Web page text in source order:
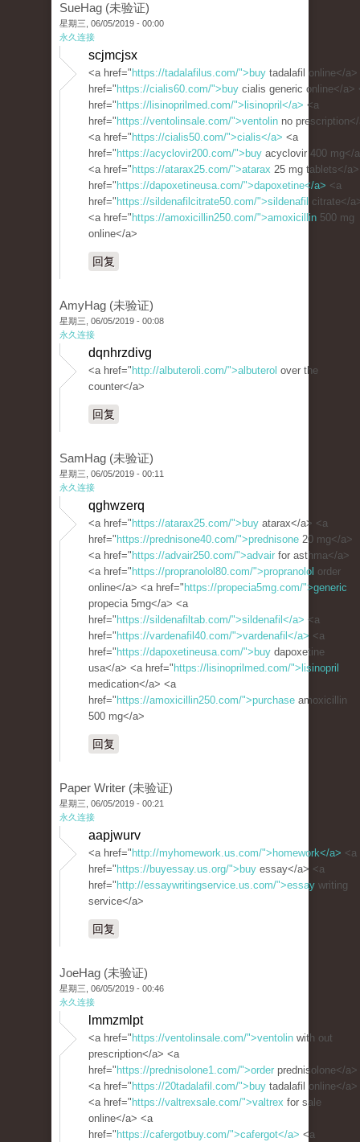
SueHag (未验证)
星期三, 06/05/2019 - 00:00
永久连接
scjmcjsx
<a href=" https://tadalafilus.com/">buy tadalafil online</a>
href=" https://cialis60.com/">buy cialis generic online</a>
href=" https://lisinoprilmed.com/">lisinopril</a> <a
href=" https://ventolinsale.com/">ventolin no
<a href=" https://cialis50.com/">cialis</a> <a
href=" https://acyclovir200.com/">buy acyclovir 400 mg</
<a href=" https://atarax25.com/">atarax 25 mg tablets</
href=" https://dapoxetineusa.com/">dapoxetine</a> <a
href=" https://sildenafilcitrate50.com/">sildenafil citrate</
<a href=" https://amoxicillin250.com/">amoxicillin 500 mg
online</a>
回复
AmyHag (未验证)
星期三, 06/05/2019 - 00:08
永久连接
dqnhrzdivg
<a href=" http://albuteroli.com/">albuterol over the
counter</a>
回复
SamHag (未验证)
星期三, 06/05/2019 - 00:11
永久连接
qghwzerq
<a href=" https://atarax25.com/">buy atarax</a> <a
href=" https://prednisone40.com/">prednisone 20 mg</a>
<a href=" https://advair250.com/">advair for asthma</a>
<a href=" https://propranolol80.com/">propranolol order
online</a> <a href=" https://propecia5mg.com/">generic
propecia 5mg</a> <a
href=" https://sildenafiltab.com/">sildenafil</a> <a
href=" https://vardenafil40.com/">vardenafil</a> <a
href=" https://dapoxetineusa.com/">buy dapoxetine
usa</a> <a href=" https://lisinoprilmed.com/">lisinopril
medication</a> <a
href=" https://amoxicillin250.com/">purchase amoxicillin
500 mg</a>
回复
Paper Writer (未验证)
星期三, 06/05/2019 - 00:21
永久连接
aapjwurv
<a href=" http://myhomework.us.com/">homework</a> <a
href=" https://buyessay.us.org/">buy essay</a> <a
href=" http://essaywritingservice.us.com/">essay writing
service</a>
回复
JoeHag (未验证)
星期三, 06/05/2019 - 00:46
永久连接
lmmzmlpt
<a href=" https://ventolinsale.com/">ventolin with out
prescription</a> <a
href=" https://prednisolone1.com/">order prednisolone</a>
<a href=" https://20tadalafil.com/">buy tadalafil online</a>
<a href=" https://valtrexsale.com/">valtrex for sale
online</a> <a
href=" https://cafergotbuy.com/">cafergot</a> <a